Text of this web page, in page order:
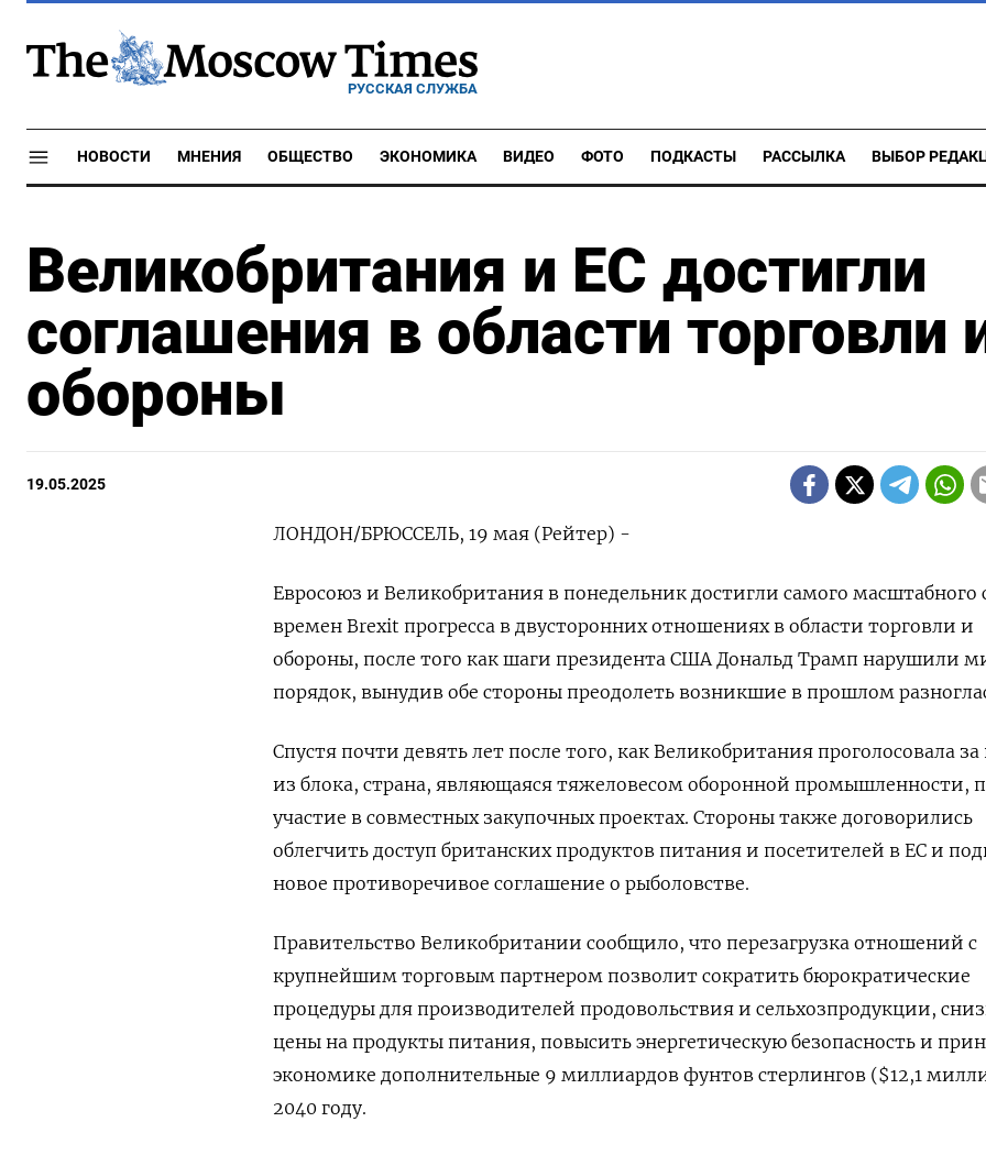
РУССКАЯ СЛУЖБА
НОВОСТИ МНЕНИЯ ОБЩЕСТВО ЭКОНОМИКА ВИДЕО ФОТО ПОДКАСТЫ РАССЫЛКА ВЫБОР
Великобритания и ЕС достигли
соглашения в области торговли
обороны
19.05.2025
ЛОНДОН/БРЮССЕЛЬ, 19 мая (Рейтер) -
Евросоюз и Великобритания в понедельник достигли самого масштабного
времен Brexit прогресса в двусторонних отношениях в области торговли и
обороны, после того как шаги президента США Дональд Трамп нарушили
порядок, вынудив обе стороны преодолеть возникшие в прошлом
Спустя почти девять лет после того, как Великобритания проголосовала за
из блока, страна, являющаяся тяжеловесом оборонной промышленности,
участие в совместных закупочных проектах. Стороны также договорились
облегчить доступ британских продуктов питания и посетителей в ЕС и
новое противоречивое соглашение о рыболовстве.
Правительство Великобритании сообщило, что перезагрузка отношений с
крупнейшим торговым партнером позволит сократить бюрократические
процедуры для производителей продовольствия и сельхозпродукции,
цены на продукты питания, повысить энергетическую безопасность и
экономике дополнительные 9 миллиардов фунтов стерлингов ($12,1
2040 году.